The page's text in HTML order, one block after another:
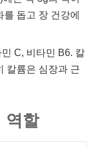
를 돕고 장 건강에
C, 비타민 B6. 칼
칼륨은 심장과 근
역할